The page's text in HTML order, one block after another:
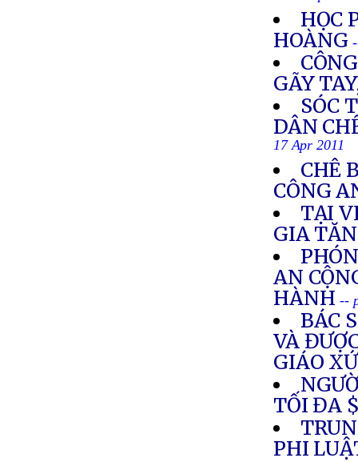
HỌC
HOÀNG
GÃY
SÓC
DÂN
17 Apr 2011
CHÊ
CÔNG
TẠI
GIA
AN
HÀNH --
BÁC
VÀ
GIÁO
TỐI ĐA
PHI